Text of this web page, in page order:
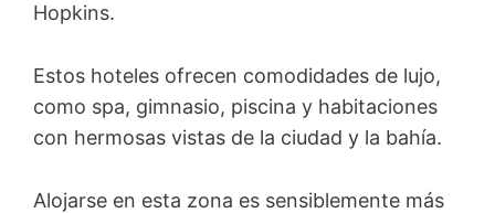
Hopkins.
Estos hoteles ofrecen comodidades de lujo,
como spa, gimnasio, piscina y habitaciones
con hermosas vistas de la ciudad y la bahía.
Alojarse en esta zona es sensiblemente más